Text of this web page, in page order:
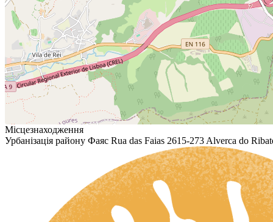
Місцезнаходження
Урбанізація району Фаяс Rua das Faias 2615-273 Alverca do